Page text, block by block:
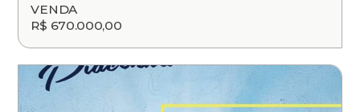
VENDA
R$ 670.000,00